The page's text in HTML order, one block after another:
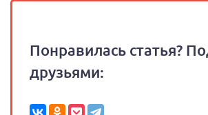
Понравилась статья?
друзьями: